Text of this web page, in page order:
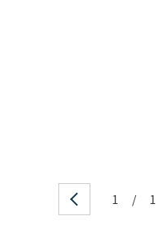
1 / 1